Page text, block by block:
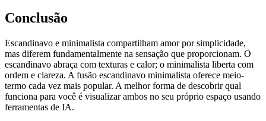
Conclusão
Escandinavo e minimalista compartilham amor por simplicidade,
mas diferem fundamentalmente na sensação que proporcionam. O
escandinavo abraça com texturas e calor; o minimalista liberta com
ordem e clareza. A fusão escandinavo minimalista oferece meio-
termo cada vez mais popular. A melhor forma de descobrir qual
funciona para você é visualizar ambos no seu próprio espaço usando
ferramentas de IA.